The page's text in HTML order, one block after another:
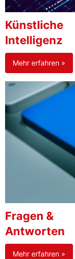
Künstliche
Intelligenz
Mehr erfahren »
Fragen &
Antworten
Mehr erfahren »